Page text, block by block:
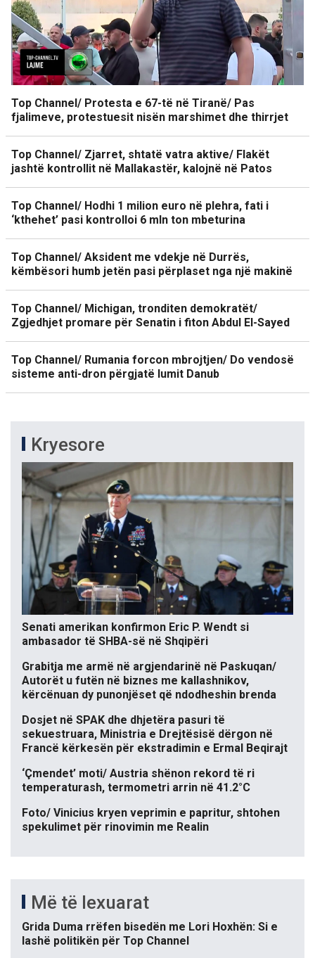
Top Channel/ Protesta e 67-të në Tiranë/ Pas
fjalimeve, protestuesit nisën marshimet dhe thirrjet
Top Channel/ Zjarret, shtatë vatra aktive/ Flakët
jashtë kontrollit në Mallakastër, kalojnë në Patos
Top Channel/ Hodhi 1 milion euro në plehra, fati i
‘kthehet’ pasi kontrolloi 6 mln ton mbeturina
Top Channel/ Aksident me vdekje në Durrës,
këmbësori humb jetën pasi përplaset nga një makinë
Top Channel/ Michigan, tronditen demokratët/
Zgjedhjet promare për Senatin i fiton Abdul El-Sayed
Top Channel/ Rumania forcon mbrojtjen/ Do vendosë
sisteme anti-dron përgjatë lumit Danub
Kryesore
Senati amerikan konfirmon Eric P. Wendt si
ambasador të SHBA-së në Shqipëri
Grabitja me armë në argjendarinë në Paskuqan/
Autorët u futën në biznes me kallashnikov,
kërcënuan dy punonjëset që ndodheshin brenda
Dosjet në SPAK dhe dhjetëra pasuri të
sekuestruara, Ministria e Drejtësisë dërgon në
Francë kërkesën për ekstradimin e Ermal Beqirajt
‘Çmendet’ moti/ Austria shënon rekord të ri
temperaturash, termometri arrin në 41.2°C
Foto/ Vinicius kryen veprimin e papritur, shtohen
spekulimet për rinovimin me Realin
Më të lexuarat
Grida Duma rrëfen bisedën me Lori Hoxhën: Si e
lashë politikën për Top Channel